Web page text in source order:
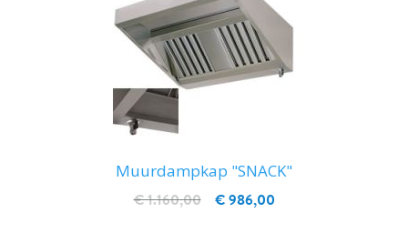
Muurdampkap "SNACK"
€ 986,00
€ 1.160,00